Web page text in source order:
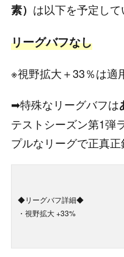
素） は以下を予定して
リーグバフなし
※視野拡大＋33％は適
➡特殊なリーグバフは
テストシーズン第1弾
プルなリーグで正真正
◆リーグバフ詳細◆
・視野拡大 +33%